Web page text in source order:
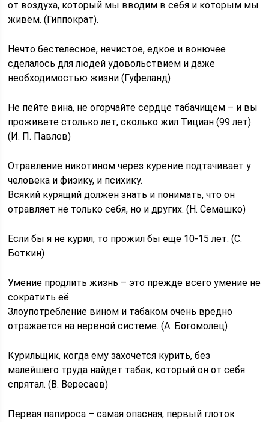
от воздуха, который мы вводим в себя и которым мы
живём. (Гиппократ).
Нечто бестелесное, нечистое, едкое и вонючее
сделалось для людей удовольствием и даже
необходимостью жизни (Гуфеланд)
Не пейте вина, не огорчайте сердце табачищем – и вы
проживете столько лет, сколько жил Тициан (99 лет).
(И. П. Павлов)
Отравление никотином через курение подтачивает у
человека и физику, и психику.
Всякий курящий должен знать и понимать, что он
отравляет не только себя, но и других. (Н. Семашко)
Если бы я не курил, то прожил бы еще 10-15 лет. (С.
Боткин)
Умение продлить жизнь – это прежде всего умение не
сократить её.
Злоупотребление вином и табаком очень вредно
отражается на нервной системе. (А. Богомолец)
Курильщик, когда ему захочется курить, без
малейшего труда найдет табак, который он от себя
спрятал. (В. Вересаев)
Первая папироса – самая опасная, первый глоток